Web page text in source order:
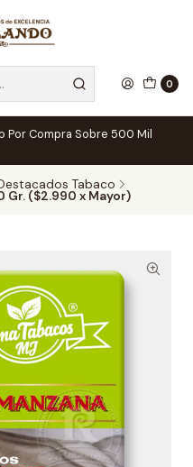
0
Por Compra Sobre 500 Mil
Tabaco
Gr. ($2.990 x Mayor)